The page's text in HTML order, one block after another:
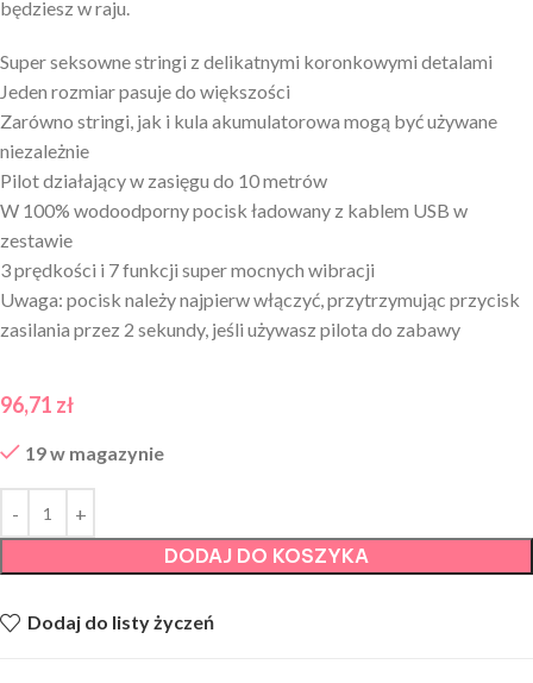
będziesz w raju.
Super seksowne stringi z delikatnymi koronkowymi detalami
Jeden rozmiar pasuje do większości
Zarówno stringi, jak i kula akumulatorowa mogą być używane
niezależnie
Pilot działający w zasięgu do 10 metrów
W 100% wodoodporny pocisk ładowany z kablem USB w
zestawie
3 prędkości i 7 funkcji super mocnych wibracji
Uwaga: pocisk należy najpierw włączyć, przytrzymując przycisk
zasilania przez 2 sekundy, jeśli używasz pilota do zabawy
96,71 zł
19 w magazynie
DODAJ DO KOSZYKA
Dodaj do listy życzeń